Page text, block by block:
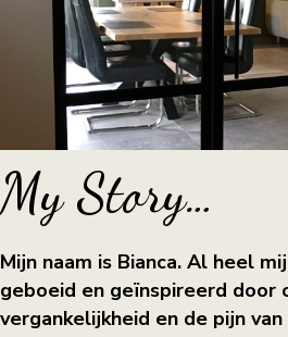
My Story…
Mijn naam is Bianca. Al heel
geboeid en geïnspireerd door
vergankelijkheid en de pijn